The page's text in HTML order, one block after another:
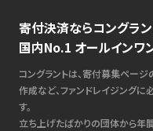
寄付決済ならコングラ
国内No.1 オールインワ
コングラントは、寄付募集ページ
作成など、ファンドレイジング
す。
立ち上げたばかりの団体から年